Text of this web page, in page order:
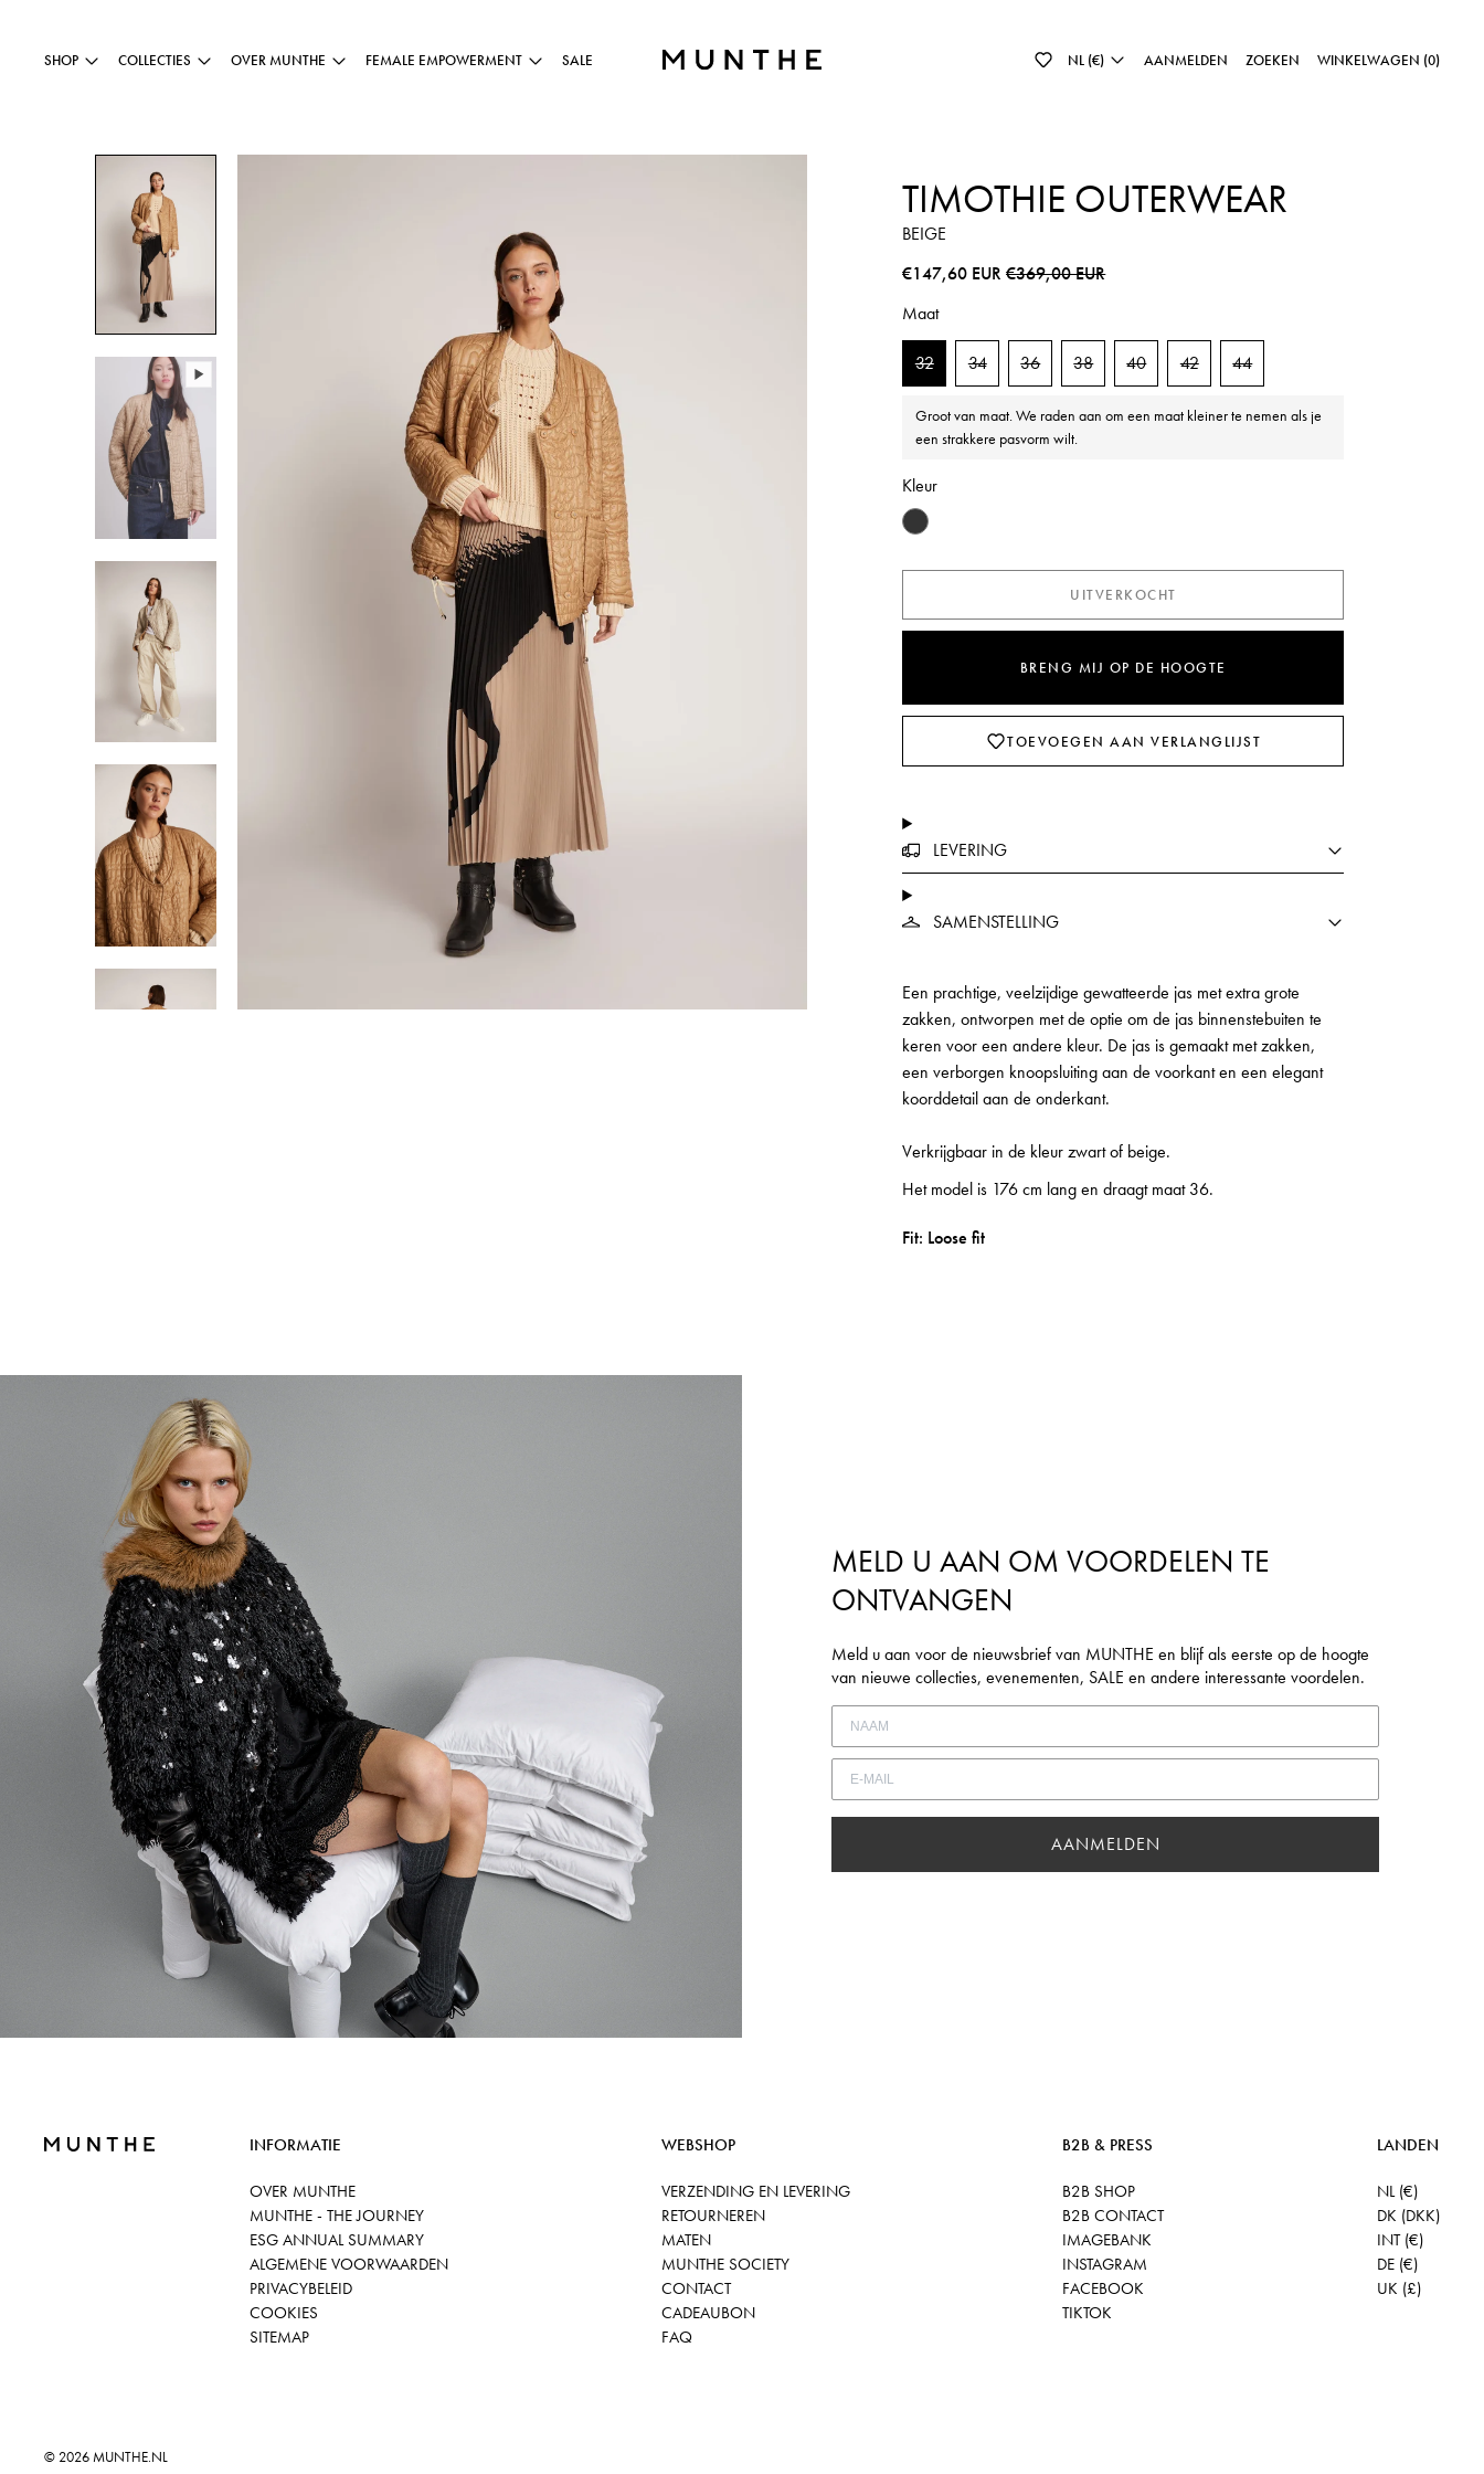
SHOP COLLECTIES OVER MUNTHE FEMALE EMPOWERMENT SALE NL (€) AANMELDEN ZOEKEN WINKELWAGEN (0)
TIMOTHIE OUTERWEAR
BEIGE
Normale prijs
€147,60 EUR Sale prijs
€369,00 EUR
Maat
32 34 36 38 40 42 44
Groot van maat. We raden aan om een maat kleiner te nemen als je
een strakkere pasvorm wilt.
Kleur
UITVERKOCHT
BRENG MIJ OP DE HOOGTE
TOEVOEGEN AAN VERLANGLIJST
LEVERING
SAMENSTELLING
Een prachtige, veelzijdige gewatteerde jas met extra grote
zakken, ontworpen met de optie om de jas binnenstebuiten te
keren voor een andere kleur. De jas is gemaakt met zakken,
een verborgen knoopsluiting aan de voorkant en een elegant
koorddetail aan de onderkant.
Verkrijgbaar in de kleur zwart of beige.
Het model is 176 cm lang en draagt maat 36.
Fit: Loose fit
MELD U AAN OM VOORDELEN TE
ONTVANGEN
Meld u aan voor de nieuwsbrief van MUNTHE en blijf als eerste op de hoogte
van nieuwe collecties, evenementen, SALE en andere interessante voordelen.
AANMELDEN
INFORMATIE
OVER MUNTHE
MUNTHE - THE JOURNEY
ESG ANNUAL SUMMARY
ALGEMENE VOORWAARDEN
PRIVACYBELEID
COOKIES
SITEMAP
WEBSHOP
VERZENDING EN LEVERING
RETOURNEREN
MATEN
MUNTHE SOCIETY
CONTACT
CADEAUBON
FAQ
B2B & PRESS
B2B SHOP
B2B CONTACT
IMAGEBANK
INSTAGRAM
FACEBOOK
TIKTOK
LANDEN
NL (€)
DK (DKK)
INT (€)
DE (€)
UK (£)
© 2026MUNTHE.NL
Meld u aan bij uw account om producten aan uw verlanglijst toe te
voegen en uw eerder opgeslagen artikelen te bekijken.